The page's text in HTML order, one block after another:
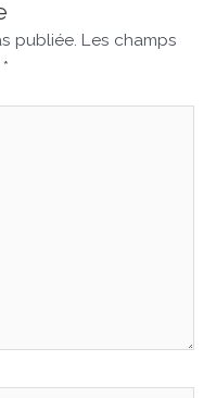
publiée. Les champs
*